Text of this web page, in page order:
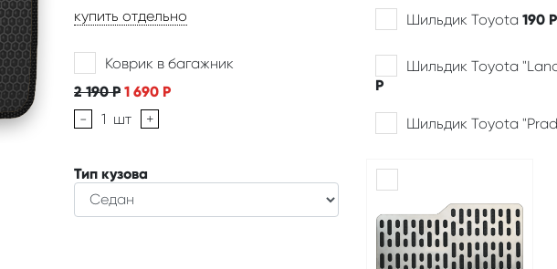
купить отдельно
Коврик в багажник
2 190Р 1 690 Р
-
1 шт +
Тип кузова
Шильдик Toyota 190 Р
Шильдик Toyota
Р
Шильдик Toyota